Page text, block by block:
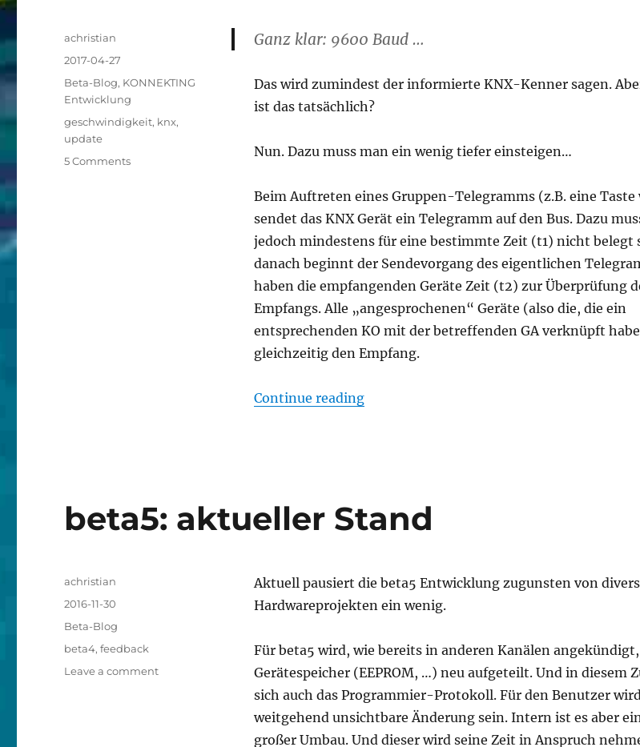
Ganz klar: 9600 Baud …
Das wird zumindest der informierte KNX-Kenner sagen.
ist das tatsächlich?
Nun. Dazu muss man ein wenig tiefer einsteigen…
Beim Auftreten eines Gruppen-Telegramms (z.B. eine
sendet das KNX Gerät ein Telegramm auf den Bus. Dazu
jedoch mindestens für eine bestimmte Zeit (t1) nicht belegt
danach beginnt der Sendevorgang des eigentlichen
haben die empfangenden Geräte Zeit (t2) zur Überprüfung
Empfangs. Alle „angesprochenen“ Geräte (also die, die ein
entsprechenden KO mit der betreffenden GA verknüpft
gleichzeitig den Empfang.
Continue reading“Wie schnell ist der KNX Bus?”
Author
achristian
Posted
on
2017-04-27
Categories
Beta-Blog, KONNEKTING
Entwicklung
Tags
geschwindigkeit, knx,
update
5 Commentson
beta5: aktueller Stand
Aktuell pausiert die beta5 Entwicklung zugunsten von
Hardwareprojekten ein wenig.
Für beta5 wird, wie bereits in anderen Kanälen
Gerätespeicher (EEPROM, …) neu aufgeteilt. Und in diesem
sich auch das Programmier-Protokoll. Für den Benutzer
weitgehend unsichtbare Änderung sein. Intern ist es aber
großer Umbau. Und dieser wird seine Zeit in Anspruch
Author
achristian
Posted
on
2016-11-30
Categories
Beta-Blog
Tags
beta4,feedback
Leave a commenton